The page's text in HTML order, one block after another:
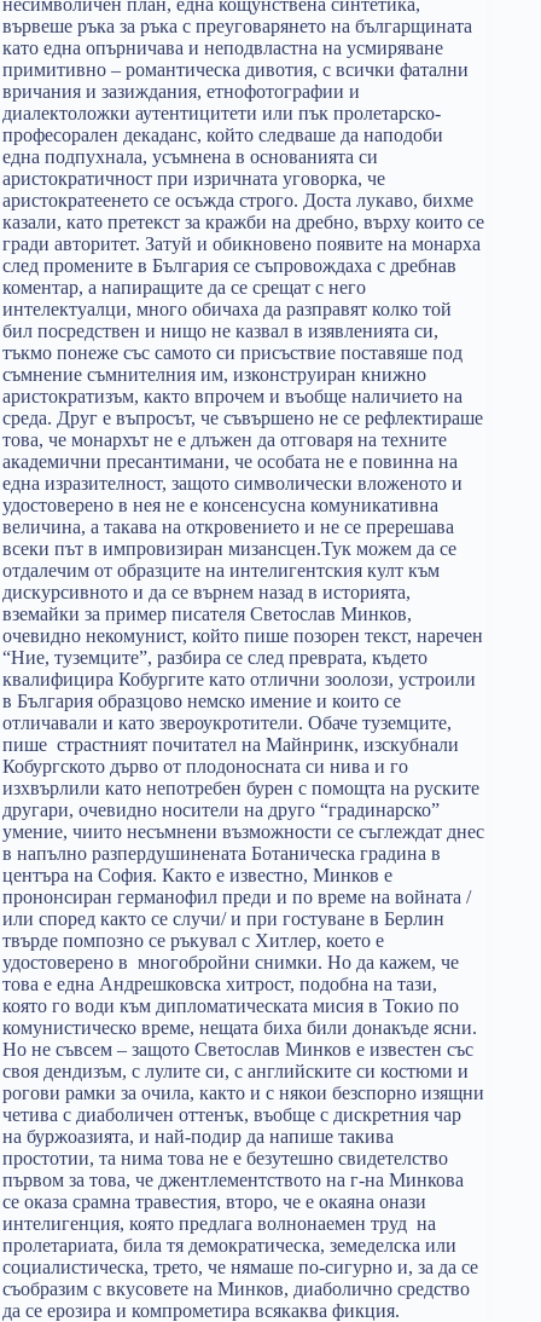
несимволичен план, една кощунствена синтетика,
вървеше ръка за ръка с преуговарянето на българщината
като една опърничава и неподвластна на усмиряване
примитивно – романтическа дивотия, с всички фатални
вричания и зазиждания, етнофотографии и
диалектоложки аутентицитети или пък пролетарско-
професорален декаданс, който следваше да наподоби
една подпухнала, усъмнена в основанията си
аристократичност при изричната уговорка, че
аристократеенето се осъжда строго. Доста лукаво, бихме
казали, като претекст за кражби на дребно, върху които се
гради авторитет. Затуй и обикновено появите на монарха
след промените в България се съпровождаха с дребнав
коментар, а напиращите да се срещат с него
интелектуалци, много обичаха да разправят колко той
бил посредствен и нищо не казвал в изявленията си,
тъкмо понеже със самото си присъствие поставяше под
съмнение съмнителния им, изконструиран книжно
аристократизъм, както впрочем и въобще наличието на
среда. Друг е въпросът, че съвършено не се рефлектираше
това, че монархът не е длъжен да отговаря на техните
академични пресантимани, че особата не е повинна на
една изразителност, защото символически вложеното и
удостоверено в нея не е консенсусна комуникативна
величина, а такава на откровението и не се пререшава
всеки път в импровизиран мизансцен.Тук можем да се
отдалечим от образците на интелигентския култ към
дискурсивното и да се върнем назад в историята,
вземайки за пример писателя Светослав Минков,
очевидно некомунист, който пише позорен текст, наречен
“Ние, туземците”, разбира се след преврата, където
квалифицира Кобургите като отлични зоолози, устроили
в България образцово немско имение и които се
отличавали и като звероукротители. Обаче туземците,
пише страстният почитател на Майнринк, изскубнали
Кобургското дърво от плодоносната си нива и го
изхвърлили като непотребен бурен с помощта на руските
другари, очевидно носители на друго “градинарско”
умение, чиито несъмнени възможности се съглеждат днес
в напълно разпердушинената Ботаническа градина в
центъра на София. Както е известно, Минков е
прононсиран германофил преди и по време на войната /
или според както се случи/ и при гостуване в Берлин
твърде помпозно се ръкувал с Хитлер, което е
удостоверено в многобройни снимки. Но да кажем, че
това е една Андрешковска хитрост, подобна на тази,
която го води към дипломатическата мисия в Токио по
комунистическо време, нещата биха били донакъде ясни.
Но не съвсем – защото Светослав Минков е известен със
своя дендизъм, с лулите си, с английските си костюми и
рогови рамки за очила, както и с някои безспорно изящни
четива с диаболичен оттенък, въобще с дискретния чар
на буржоазията, и най-подир да напише такива
простотии, та нима това не е безутешно свидетелство
първом за това, че джентлементството на г-на Минкова
се оказа срамна травестия, второ, че е окаяна онази
интелигенция, която предлага волнонаемен труд на
пролетариата, била тя демократическа, земеделска или
социалистическа, трето, че нямаше по-сигурно и, за да се
съобразим с вкусовете на Минков, диаболично средство
да се ерозира и компрометира всякаква фикция.